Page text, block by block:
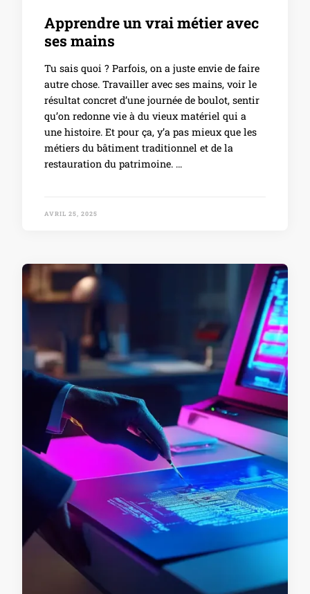
Apprendre un vrai métier avec
ses mains
Tu sais quoi ? Parfois, on a juste envie de faire
autre chose. Travailler avec ses mains, voir le
résultat concret d’une journée de boulot, sentir
qu’on redonne vie à du vieux matériel qui a
une histoire. Et pour ça, y’a pas mieux que les
métiers du bâtiment traditionnel et de la
restauration du patrimoine. …
AVRIL 25, 2025